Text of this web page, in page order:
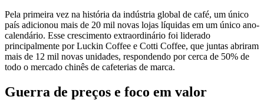
Pela primeira vez na história da indústria global de café, um único
país adicionou mais de 20 mil novas lojas líquidas em um único ano-
calendário. Esse crescimento extraordinário foi liderado
principalmente por Luckin Coffee e Cotti Coffee, que juntas abriram
mais de 12 mil novas unidades, respondendo por cerca de 50% de
todo o mercado chinês de cafeterias de marca.
Guerra de preços e foco em valor